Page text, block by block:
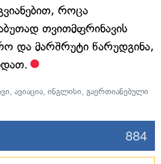
როცა
თვითმფრინავის
და მარშრუტი წარუდგინა,
, ავიაცია, ინგლისი, გაერთიანებული
884